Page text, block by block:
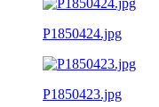
P1850424.jpg
P1850423.jpg